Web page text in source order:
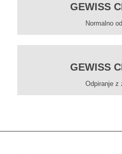
GEWISS
Normalno
GEWISS
Odpiranje z